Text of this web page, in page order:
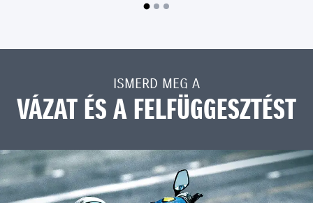
ISMERD MEG A
VÁZAT ÉS A FELFÜGGESZTÉST